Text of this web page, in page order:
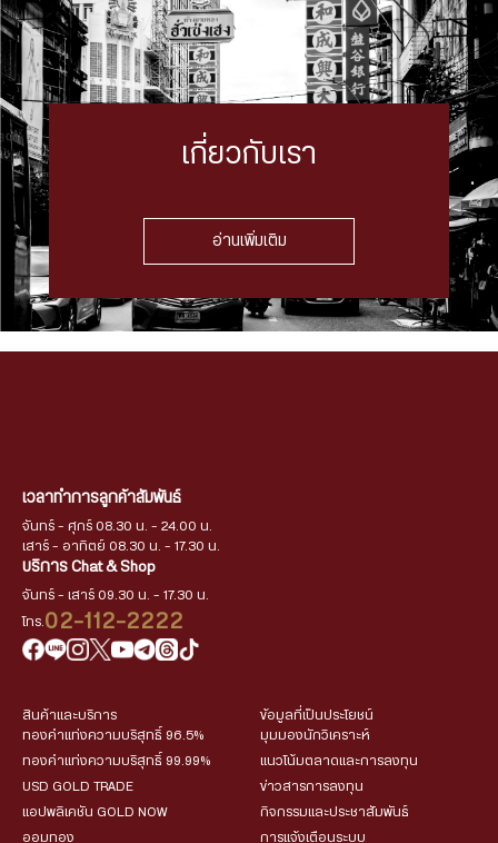
เกี่ยวกับเรา
อ่านเพิ่มเติม
เวลาทำการลูกค้าสัมพันธ์
จันทร์ - ศุกร์ 08.30 น. - 24.00 น.
เสาร์ - อาทิตย์ 08.30 น. - 17.30 น.
บริการ Chat & Shop
จันทร์ - เสาร์ 09.30 น. - 17.30 น.
โทร. 02-112-2222
สินค้าและบริการ
ทองคำแท่งความบริสุทธิ์ 96.5%
ทองคำแท่งความบริสุทธิ์ 99.99%
USD GOLD TRADE
แอปพลิเคชัน GOLD NOW
ออมทอง
ข้อมูลที่เป็นประโยชน์
มุมมองนักวิเคราะห์
แนวโน้มตลาดและการลงทุน
ข่าวสารการลงทุน
กิจกรรมและประชาสัมพันธ์
การแจ้งเตือนระบบ